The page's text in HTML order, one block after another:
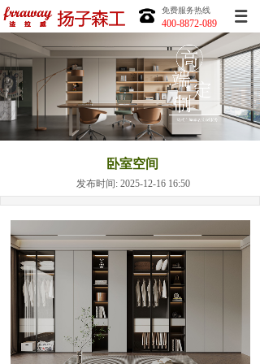
免费服务热线
400-8872-089
卧室空间
发布时间: 2025-12-16 16:50